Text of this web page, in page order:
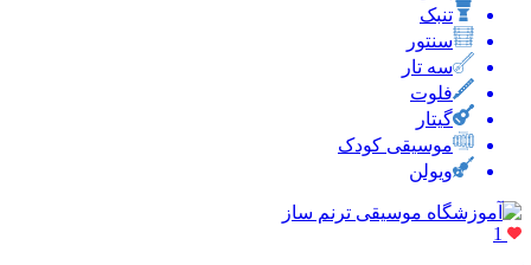
تنبک
سنتور
سه تار
فلوت
گیتار
موسیقی کودک
ویولن
1